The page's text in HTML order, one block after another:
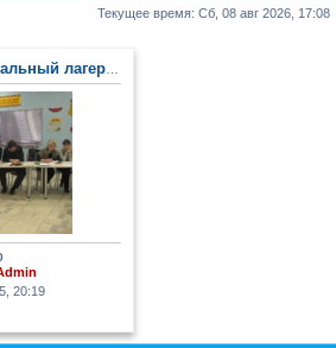
ои
Текущее время: Сб, 08 авг 2026, 17:08
лагерь (п. Тайцы)
20:19